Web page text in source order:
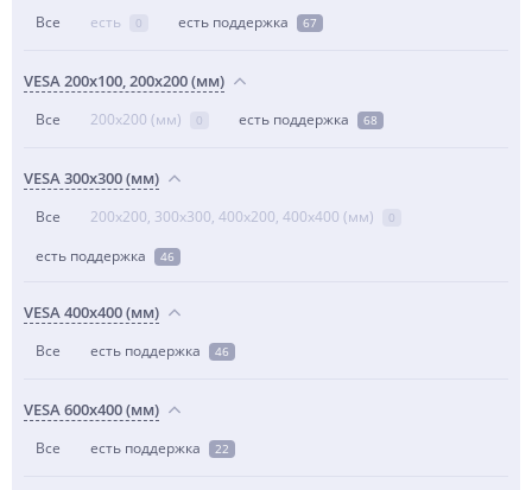
Все есть 0 есть поддержка 67
VESA 200x100, 200x200 (мм)
Все 200x200 (мм) 0 есть поддержка 68
VESA 300x300 (мм)
Все 200x200, 300x300, 400x200, 400x400 (мм) 0
есть поддержка 46
VESA 400x400 (мм)
Все есть поддержка 46
VESA 600x400 (мм)
Все есть поддержка 22